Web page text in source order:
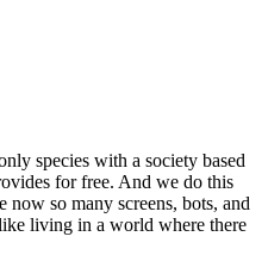
species with a society based
for free. And we do this
so many screens, bots, and
living in a world where there